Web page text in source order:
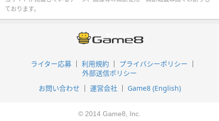
ております。
ライター応募 利用規約
プライバシーポリシー
外部送信ポリシー
お問い合わせ
運営会社 Game8 (English)
© 2014 Game8, Inc.